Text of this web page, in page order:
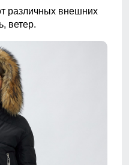
различных внешних
ветер.